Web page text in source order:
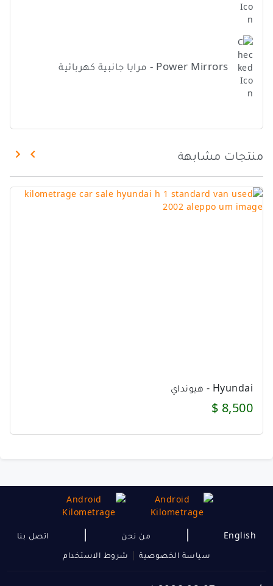
Power Mirrors - مرايا جانبية كهربائية
منتجات مشابهة
Hyundai - هيونداي
8,500 $
English
| من نحن |
اتصل بنا
سياسة الخصوصية | شروط الاستخدام